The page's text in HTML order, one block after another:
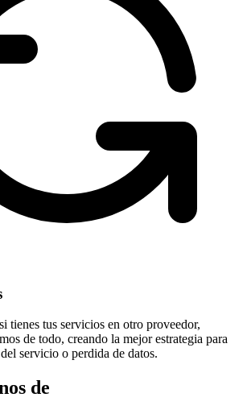
tienes tus servicios en otro proveedor,
de todo, creando la mejor estrategia para
servicio o perdida de datos.
de